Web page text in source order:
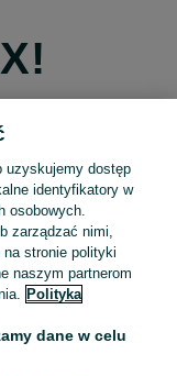
Apple
Google
uzyskujemy dostęp
identyfikatory w
osobowych.
zarządzać nimi,
stronie polityki
naszym partnerom
Polityka
dane w celu